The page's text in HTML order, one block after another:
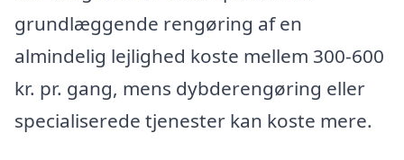
grundlæggende rengøring af en
almindelig lejlighed koste mellem 300-600
kr. pr. gang, mens dybderengøring eller
specialiserede tjenester kan koste mere.